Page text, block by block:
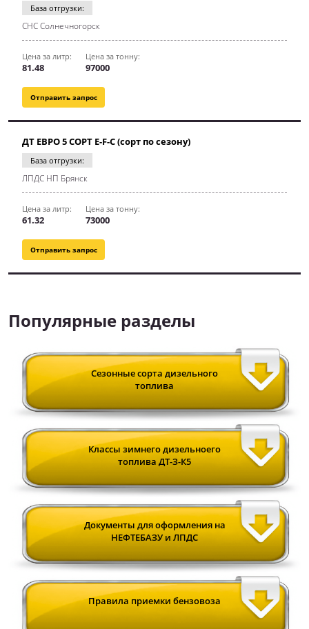
Отправить запрос
База отгрузки:
СНС Солнечногорск
Цена за литр:
81.48
Цена за тонну:
97000
Отправить запрос
ДТ ЕВРО 5 СОРТ E-F-C (сорт по сезону)
База отгрузки:
ЛПДС НП Брянск
Цена за литр:
61.32
Цена за тонну:
73000
Популярные разделы
Сезонные сорта дизельного
топлива
Классы зимнего дизельноего
топлива ДТ-З-К5
Документы для оформления на
НЕФТЕБАЗУ и ЛПДС
Правила приемки бензовоза